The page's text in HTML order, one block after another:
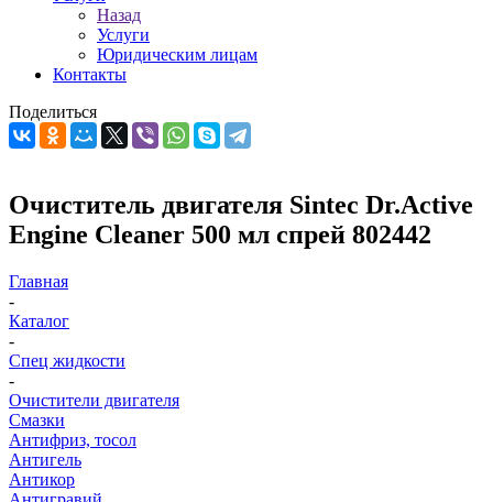
Назад
Услуги
Юридическим лицам
Контакты
Поделиться
Очиститель двигателя Sintec Dr.Active
Engine Cleaner 500 мл спрей 802442
Главная
-
Каталог
-
Спец жидкости
-
Очистители двигателя
Смазки
Антифриз, тосол
Антигель
Антикор